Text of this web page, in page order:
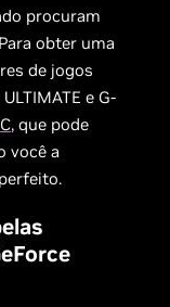
procuram
obter uma
de jogos
e G-
, que pode
você a